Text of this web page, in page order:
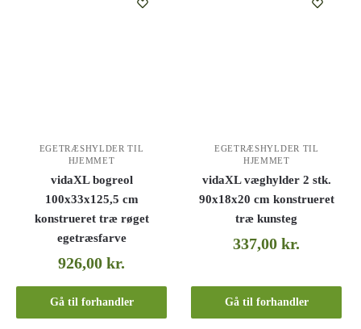
EGETRÆSHYLDER TIL
HJEMMET
vidaXL bogreol
100x33x125,5 cm
konstrueret træ røget
egetræsfarve
926,00kr.
Gå til forhandler
EGETRÆSHYLDER TIL
HJEMMET
vidaXL væghylder 2 stk.
90x18x20 cm konstrueret
træ kunsteg
337,00kr.
Gå til forhandler